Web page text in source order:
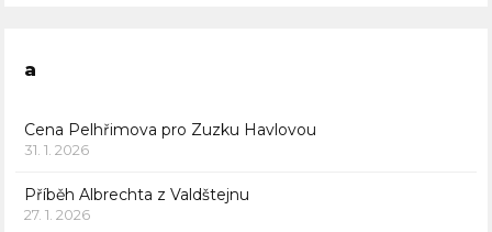
a
Cena Pelhřimova pro Zuzku Havlovou
31. 1. 2026
Příběh Albrechta z Valdštejnu
27. 1. 2026